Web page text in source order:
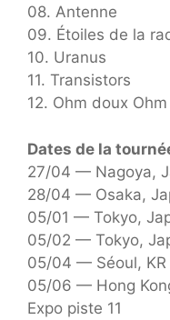
08. Antenne
09. Étoiles de la
10. Uranus
11. Transistors
12. Ohm doux Ohm
Dates de la
27/04 — Nagoya,
28/04 — Osaka,
05/01 — Tokyo,
05/02 — Tokyo,
05/04 — Séoul, KR
05/06 — Hong
Expo piste 11